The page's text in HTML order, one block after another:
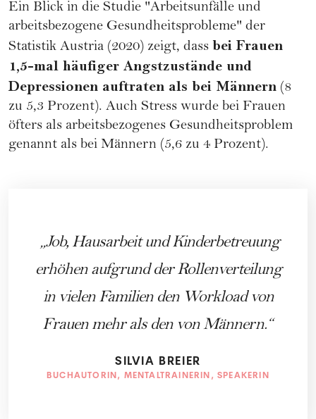
Ein Blick in die Studie "Arbeitsunfälle und
arbeitsbezogene Gesundheitsprobleme" der
Statistik Austria (2020) zeigt, dass bei Frauen
1,5-mal häufiger Angstzustände und
Depressionen auftraten als bei Männern (8
zu 5,3 Prozent). Auch Stress wurde bei Frauen
öfters als arbeitsbezogenes Gesundheitsproblem
genannt als bei Männern (5,6 zu 4 Prozent).
Job, Hausarbeit und Kinderbetreuung
erhöhen aufgrund der Rollenverteilung
in vielen Familien den Workload von
Frauen mehr als den von Männern.
SILVIA BREIER
BUCHAUTORIN, MENTALTRAINERIN, SPEAKERIN